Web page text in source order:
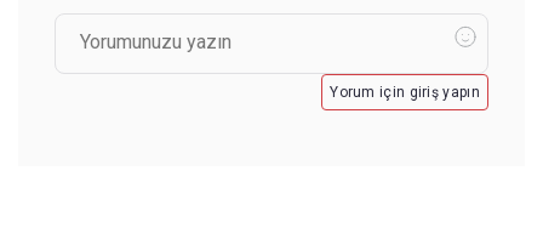
Yorum için giriş yapın